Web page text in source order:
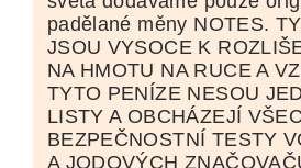
padělané měny NOTES.
JSOU VYSOCE K
NA HMOTU NA RUCE A
TYTO PENÍZE NESOU
LISTY A OBCHÁZEJÍ
BEZPEČNOSTNÍ TESTY
A JODOVÝCH